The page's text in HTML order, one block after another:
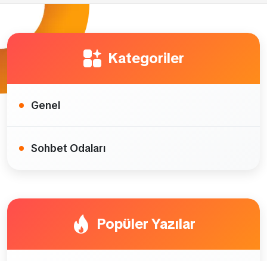
Kategoriler
Genel
Sohbet Odaları
Popüler Yazılar